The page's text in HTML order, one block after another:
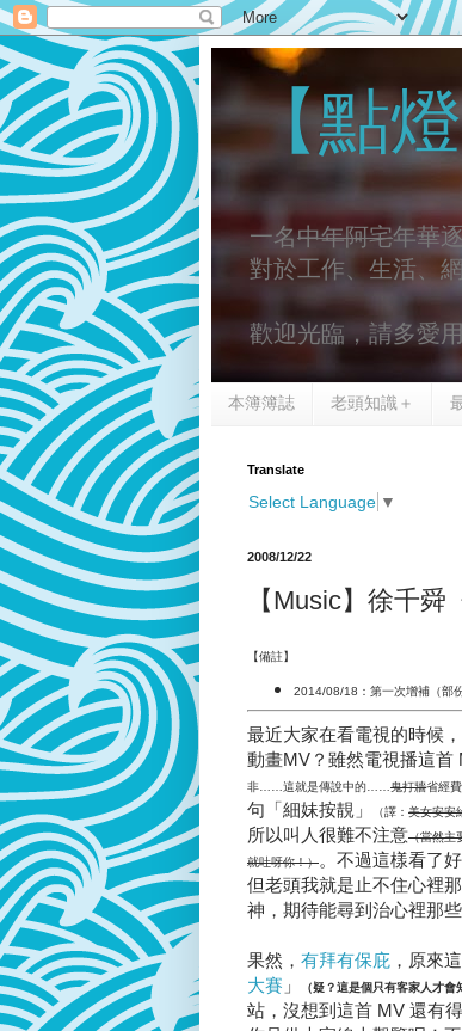
【點
一名中年阿宅年華
對於工作、生活、
歡迎光臨，請多愛
本簿簿誌 老頭知識＋
Translate
Select Language ▼
2008/12/22
【Music】徐千舜
【備註】
2014/08/18：第一次增補（部
最近大家在看電視的時候
動畫MV？雖然電視播這首
非……這就是傳說中的…… 鬼打牆省經費
句「細妹按靚」
（譯： 美女安安
所以叫人很難不注意（當然主
就吐呀你！）。不過這樣看了
但老頭我就是止不住心裡
神，期待能尋到治心裡那
果然， 有拜有保庇 ，原來
大賽 」 （疑？這是個只有客家人才
站，沒想到這首 MV 還有